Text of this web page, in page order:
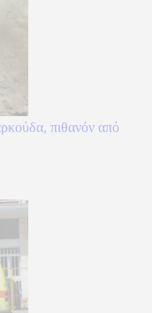
πιθανόν από